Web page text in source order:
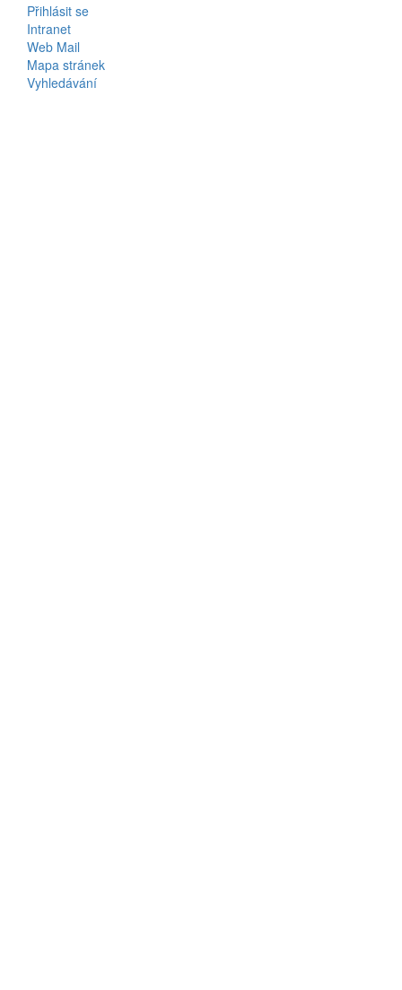
Bottom
Menu
Login
Přihlásit se
Intranet
Web Mail
Mapa stránek
Vyhledávání